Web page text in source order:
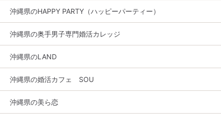
沖縄県のHAPPY PARTY（ハッピーパーティー）
沖縄県の奥手男子専門婚活カレッジ
沖縄県のLAND
沖縄県の婚活カフェ SOU
沖縄県の美ら恋